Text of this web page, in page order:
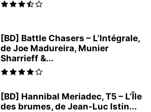
[BD] Battle Chasers – L’Intégrale,
de Joe Madureira, Munier
Sharrieff &...
[BD] Hannibal Meriadec, T5 – L’Île
des brumes, de Jean-Luc Istin...